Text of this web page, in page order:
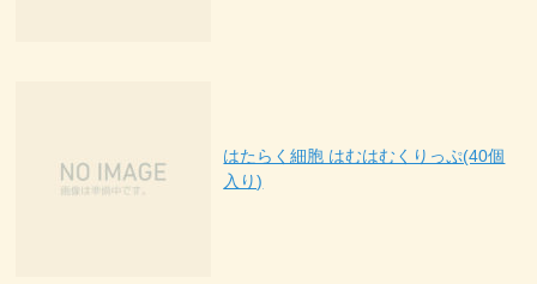
はたらく細胞 はむはむくりっぷ(40個
入り)